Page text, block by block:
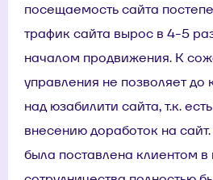
посещаемость сайта
трафик сайта вырос в 4-5
началом продвижения. К
управления не позволяет до
над юзабилити сайта, т.к.
внесению доработок на
была поставлена клиентом в